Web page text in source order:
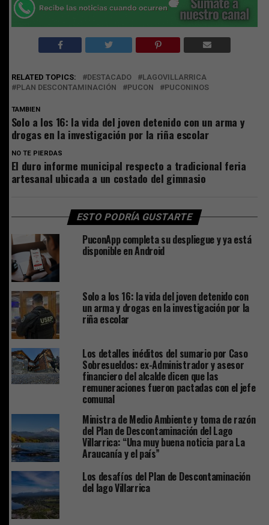
RELATED TOPICS: DESTACADO
LAGOVILLARRICA
PLAN DESCONTAMINACIÓN
PUCON PUCONINOS
TAMBIEN
Solo a los 16: la vida del joven detenido con un arma y
drogas en la investigación por la riña escolar
NO TE PIERDAS
El duro informe municipal respecto a tradicional feria
artesanal ubicada a un costado del gimnasio
ESTO PODRÍA GUSTARTE
PuconApp completa su despliegue y ya está
disponible en Android
Solo a los 16: la vida del joven detenido con
un arma y drogas en la investigación por la
riña escolar
Los detalles inéditos del sumario por Caso
Sobresueldos: ex-Administrador y asesor
financiero del alcalde dicen que las
remuneraciones fueron pactadas con el jefe
comunal
Ministra de Medio Ambiente y toma de razón
del Plan de Descontaminación del Lago
Villarrica: “Una muy buena noticia para La
Araucanía y el país”
Los desafíos del Plan de Descontaminación
del lago Villarrica